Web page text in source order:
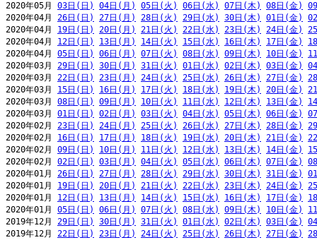
2020年05月 03日(日) 04日(月) 05日(火) 06日(水) 07日(木) 08日(金)
2020年04月 26日(日) 27日(月) 28日(火) 29日(水) 30日(木) 01日(金)
2020年04月 19日(日) 20日(月) 21日(火) 22日(水) 23日(木) 24日(金)
2020年04月 12日(日) 13日(月) 14日(火) 15日(水) 16日(木) 17日(金)
2020年04月 05日(日) 06日(月) 07日(火) 08日(水) 09日(木) 10日(金)
2020年03月 29日(日) 30日(月) 31日(火) 01日(水) 02日(木) 03日(金)
2020年03月 22日(日) 23日(月) 24日(火) 25日(水) 26日(木) 27日(金)
2020年03月 15日(日) 16日(月) 17日(火) 18日(水) 19日(木) 20日(金)
2020年03月 08日(日) 09日(月) 10日(火) 11日(水) 12日(木) 13日(金)
2020年03月 01日(日) 02日(月) 03日(火) 04日(水) 05日(木) 06日(金)
2020年02月 23日(日) 24日(月) 25日(火) 26日(水) 27日(木) 28日(金)
2020年02月 16日(日) 17日(月) 18日(火) 19日(水) 20日(木) 21日(金)
2020年02月 09日(日) 10日(月) 11日(火) 12日(水) 13日(木) 14日(金)
2020年02月 02日(日) 03日(月) 04日(火) 05日(水) 06日(木) 07日(金)
2020年01月 26日(日) 27日(月) 28日(火) 29日(水) 30日(木) 31日(金)
2020年01月 19日(日) 20日(月) 21日(火) 22日(水) 23日(木) 24日(金)
2020年01月 12日(日) 13日(月) 14日(火) 15日(水) 16日(木) 17日(金)
2020年01月 05日(日) 06日(月) 07日(火) 08日(水) 09日(木) 10日(金)
2019年12月 29日(日) 30日(月) 31日(火) 01日(水) 02日(木) 03日(金)
2019年12月 22日(日) 23日(月) 24日(火) 25日(水) 26日(木) 27日(金)